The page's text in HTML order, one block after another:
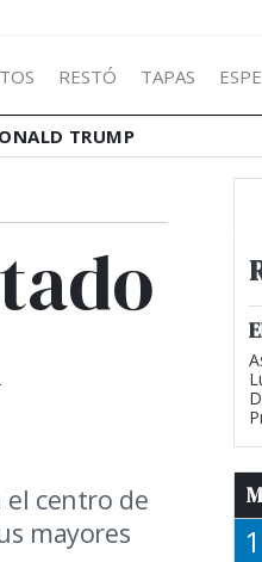
RESTÓ TAPAS
TRUMP
el centro de
mayores
1